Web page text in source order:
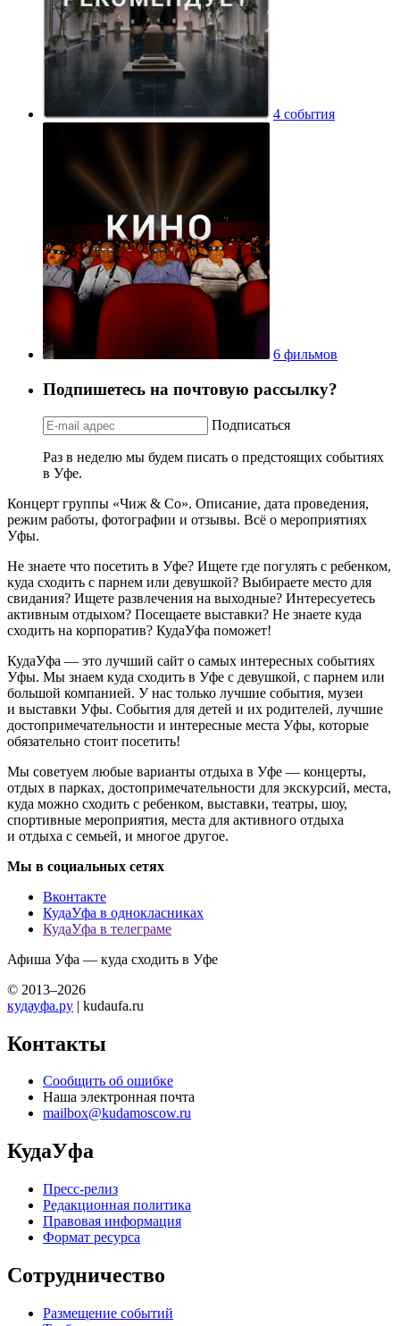
4 события
6 фильмов
Подпишетесь на почтовую рассылку?
Подписаться
Раз в неделю мы будем писать о предстоящих событиях
в Уфе.
Концерт группы «Чиж & Co». Описание, дата проведения,
режим работы, фотографии и отзывы. Всё о мероприятиях
Уфы.
Не знаете что посетить в Уфе? Ищете где погулять с ребенком,
куда сходить с парнем или девушкой? Выбираете место для
свидания? Ищете развлечения на выходные? Интересуетесь
активным отдыхом? Посещаете выставки? Не знаете куда
сходить на корпоратив? КудаУфа поможет!
КудаУфа — это лучший сайт о самых интересных событиях
Уфы. Мы знаем куда сходить в Уфе с девушкой, с парнем или
большой компанией. У нас только лучшие события, музеи
и выставки Уфы. События для детей и их родителей, лучшие
достопримечательности и интересные места Уфы, которые
обязательно стоит посетить!
Мы советуем любые варианты отдыха в Уфе — концерты,
отдых в парках, достопримечательности для экскурсий, места,
куда можно сходить с ребенком, выставки, театры, шоу,
спортивные мероприятия, места для активного отдыха
и отдыха с семьей, и многое другое.
Мы в социальных сетях
Вконтакте
КудаУфа в однокласниках
КудаУфа в телеграме
Афиша Уфа — куда сходить в Уфе
© 2013–2026
кудауфа.ру | kudaufa.ru
Контакты
Сообщить об ошибке
Наша электронная почта
mailbox@kudamoscow.ru
КудаУфа
Пресс-релиз
Редакционная политика
Правовая информация
Формат ресурса
Сотрудничество
Размещение событий